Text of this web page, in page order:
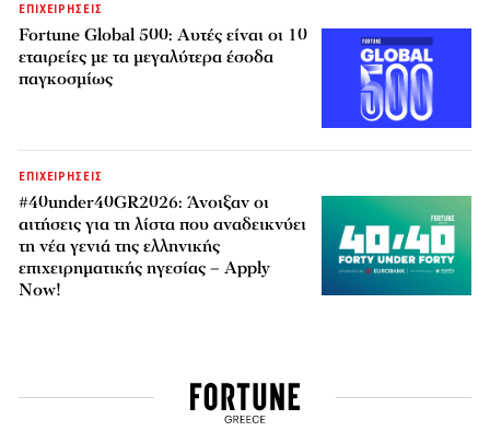
ΕΠΙΧΕΙΡΗΣΕΙΣ
Fortune Global 500: Αυτές είναι οι 10
εταιρείες με τα μεγαλύτερα έσοδα
παγκοσμίως
ΕΠΙΧΕΙΡΗΣΕΙΣ
#40under40GR2026: Άνοιξαν οι
αιτήσεις για τη λίστα που αναδεικνύει
τη νέα γενιά της ελληνικής
επιχειρηματικής ηγεσίας – Apply
Now!